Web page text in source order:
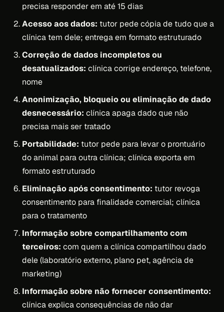
precisa responder em até 15 dias
Acesso aos dados: tutor pede cópia de tudo que a
clínica tem dele; entrega em formato estruturado
Correção de dados incompletos ou
desatualizados: clínica corrige endereço, telefone,
nome
Anonimização, bloqueio ou eliminação de dado
desnecessário: clínica apaga dado que não
precisa mais ser tratado
Portabilidade: tutor pede para levar o prontuário
do animal para outra clínica; clínica exporta em
formato estruturado
Eliminação após consentimento: tutor revoga
consentimento para finalidade comercial; clínica
para o tratamento
Informação sobre compartilhamento com
terceiros: com quem a clínica compartilhou dado
dele (laboratório externo, plano pet, agência de
marketing)
Informação sobre não fornecer consentimento:
clínica explica consequências de não dar